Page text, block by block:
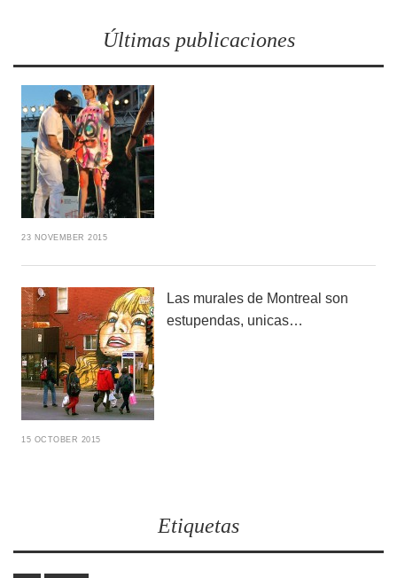
Últimas publicaciones
23 NOVEMBER 2015
15 OCTOBER 2015
Las murales de Montreal son
estupendas, unicas…
Etiquetas